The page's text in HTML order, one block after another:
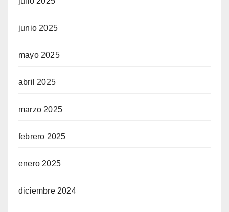
junio 2025
mayo 2025
abril 2025
marzo 2025
febrero 2025
enero 2025
diciembre 2024